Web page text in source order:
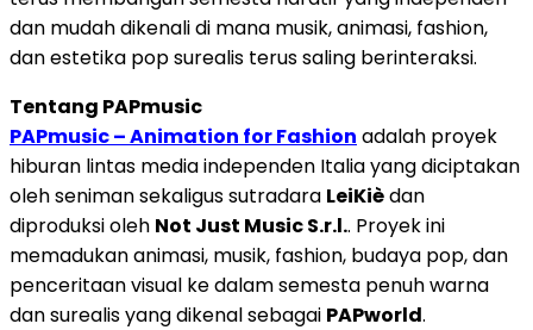
dan mudah dikenali di mana musik, animasi, fashion,
dan estetika pop surealis terus saling berinteraksi.
Tentang PAPmusic
PAPmusic – Animation for Fashion adalah proyek
hiburan lintas media independen Italia yang diciptakan
oleh seniman sekaligus sutradara LeiKièdan
diproduksi oleh Not Just Music S.r.l.. Proyek ini
memadukan animasi, musik, fashion, budaya pop, dan
penceritaan visual ke dalam semesta penuh warna
dan surealis yang dikenal sebagai PAPworld.